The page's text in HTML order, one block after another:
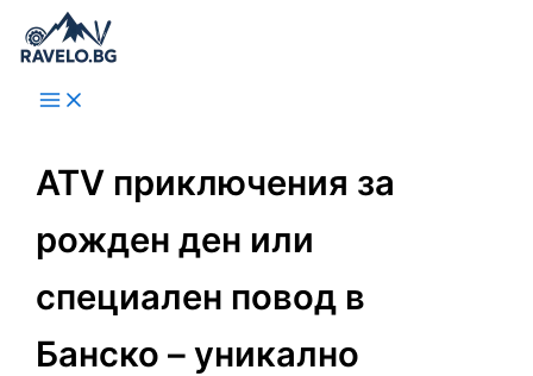
content
ATV приключения за
рожден ден или
специален повод в
Банско – уникално